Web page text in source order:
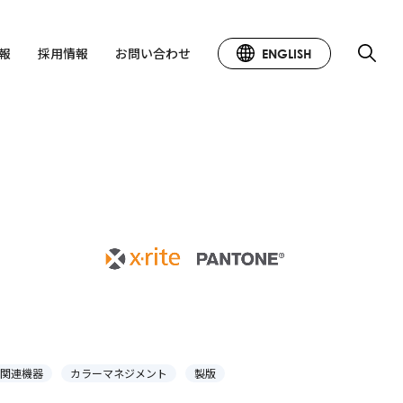
採用情報 お問い合わせ ENGLISH
連機器 カラーマネジメント 製版